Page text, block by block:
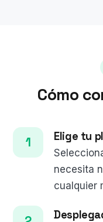
Cómo
Elige tu
necesita
cualquier